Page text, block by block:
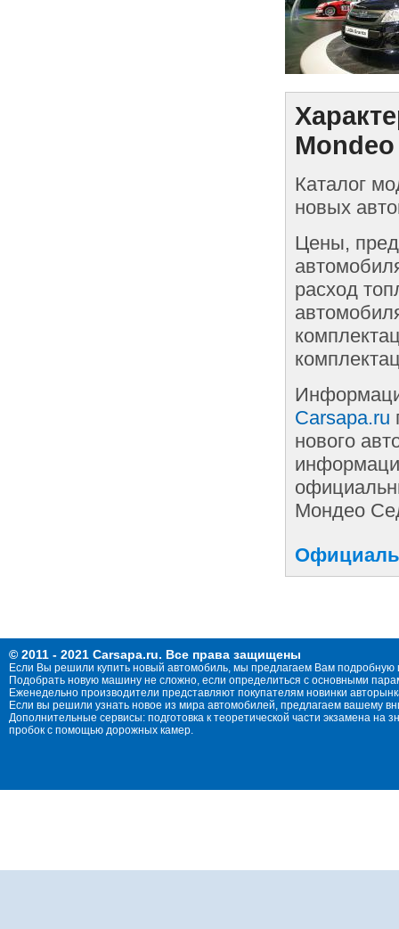
Каталог
новых
Цены,
расход
Carsapa.ru
нового
Мондео
© 2011 - 2021 Carsapa.ru. Все права защищены
Если Вы решили купить новый автомобиль, мы предлагаем Вам
Подобрать новую машину не сложно, если определиться с основными
Еженедельно производители представляют покупателям новинки
Если вы решили узнать новое из мира автомобилей, предлагаем вашему
Дополнительные сервисы: подготовка к теоретической части экзамена
пробок с помощью дорожных камер.